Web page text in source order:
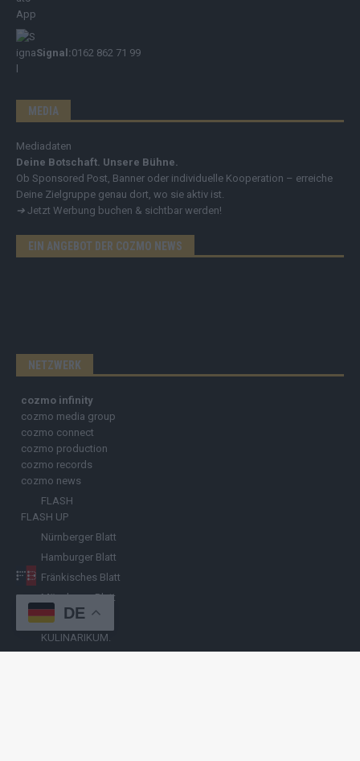
Signal:0162 862 71 99
MEDIA
Mediadaten
Deine Botschaft. Unsere Bühne.
Ob Sponsored Post, Banner oder individuelle Kooperation – erreiche
Deine Zielgruppe genau dort, wo sie aktiv ist.
➔ Jetzt Werbung buchen & sichtbar werden!
EIN ANGEBOT DER COZMO NEWS
NETZWERK
cozmo infinity
cozmo media group
cozmo connect
cozmo production
cozmo records
cozmo news
FLASH
FLASH UP
Nürnberger Blatt
Hamburger Blatt
Fränkisches Blatt
Münchener Blatt
Stuttgarter Blatt
KULINARIKUM.
DE